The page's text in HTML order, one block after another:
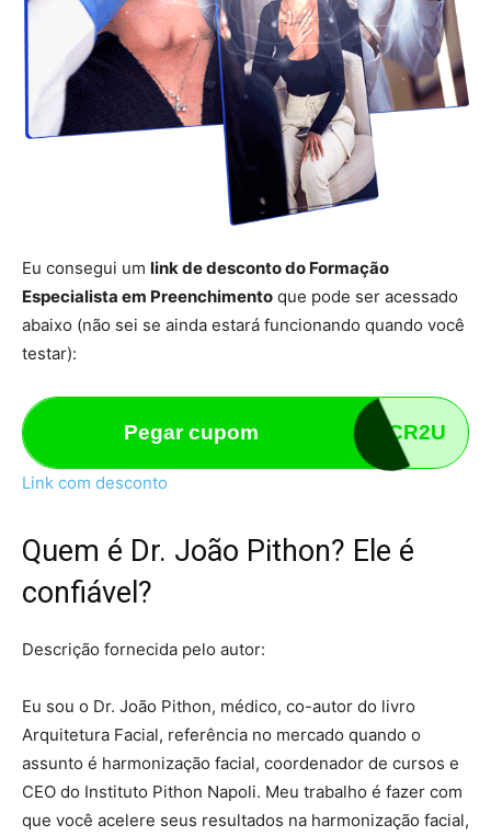
Eu consegui um link de desconto do Formação
Especialista em Preenchimento que pode ser acessado
abaixo (não sei se ainda estará funcionando quando você
testar):
Pegar cupom BXLJCR2U
Link com desconto
Quem é Dr. João Pithon? Ele é
confiável?
Descrição fornecida pelo autor:
Eu sou o Dr. João Pithon, médico, co-autor do livro
Arquitetura Facial, referência no mercado quando o
assunto é harmonização facial, coordenador de cursos e
CEO do Instituto Pithon Napoli. Meu trabalho é fazer com
que você acelere seus resultados na harmonização facial,